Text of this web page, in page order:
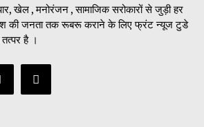
खेल , मनोरंजन , सामाजिक सरोकारों से जुड़ी हर
की जनता तक रूबरू कराने के लिए फ्रंट न्यूज टुडे
है ।